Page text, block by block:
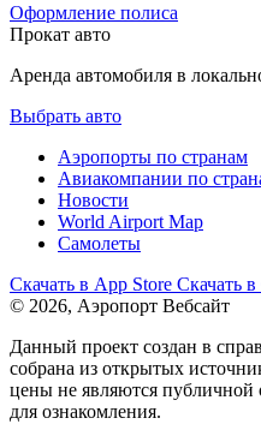
Оформление полиса
Прокат авто
Аренда автомобиля в
Выбрать авто
Аэропорты по странам
Авиакомпании по
Новости
World Airport Map
Самолеты
Скачать в App Store Скачать в
© 2026, Аэропорт Вебсайт
Данный проект создан в
собрана из открытых
цены не являются публичной
для ознакомления.